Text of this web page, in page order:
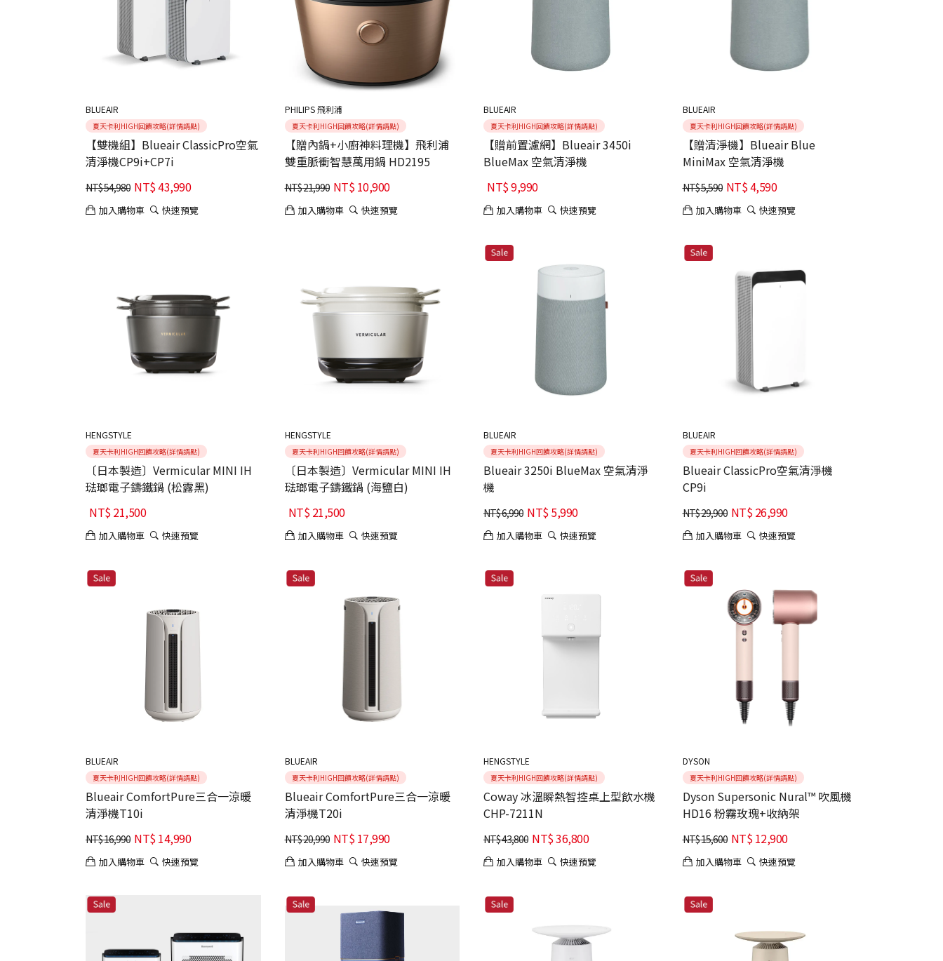
BLUEAIR
夏天卡利HIGH回饋攻略(詳情請點)
【雙機組】Blueair ClassicPro空氣
清淨機CP9i+CP7i
NT$54,980 NT$43,990
加入購物車 快速預覽
PHILIPS 飛利浦
夏天卡利HIGH回饋攻略(詳情請點)
【贈內鍋+小廚神料理機】飛利浦
雙重脈衝智慧萬用鍋 HD2195
NT$21,990 NT$10,900
加入購物車 快速預覽
BLUEAIR
夏天卡利HIGH回饋攻略(詳情請點)
【贈前置濾網】Blueair 3450i
BlueMax 空氣清淨機
NT$9,990
加入購物車 快速預覽
BLUEAIR
夏天卡利HIGH回饋攻略(詳情請點)
【贈清淨機】Blueair Blue
MiniMax 空氣清淨機
NT$5,590 NT$4,590
加入購物車 快速預覽
HENGSTYLE
夏天卡利HIGH回饋攻略(詳情請點)
〔日本製造〕Vermicular MINI IH
琺瑯電子鑄鐵鍋 (松露黑)
NT$21,500
加入購物車 快速預覽
HENGSTYLE
夏天卡利HIGH回饋攻略(詳情請點)
〔日本製造〕Vermicular MINI IH
琺瑯電子鑄鐵鍋 (海鹽白)
NT$21,500
加入購物車 快速預覽
BLUEAIR
夏天卡利HIGH回饋攻略(詳情請點)
Blueair 3250i BlueMax 空氣清淨
機
NT$6,990 NT$5,990
加入購物車 快速預覽
BLUEAIR
夏天卡利HIGH回饋攻略(詳情請點)
Blueair ClassicPro空氣清淨機
CP9i
NT$29,900 NT$26,990
加入購物車 快速預覽
BLUEAIR
夏天卡利HIGH回饋攻略(詳情請點)
Blueair ComfortPure三合一涼暖
清淨機T10i
NT$16,990 NT$14,990
加入購物車 快速預覽
BLUEAIR
夏天卡利HIGH回饋攻略(詳情請點)
Blueair ComfortPure三合一涼暖
清淨機T20i
NT$20,990 NT$17,990
加入購物車 快速預覽
HENGSTYLE
夏天卡利HIGH回饋攻略(詳情請點)
Coway 冰溫瞬熱智控桌上型飲水機
CHP-7211N
NT$43,800 NT$36,800
加入購物車 快速預覽
DYSON
夏天卡利HIGH回饋攻略(詳情請點)
Dyson Supersonic Nural™ 吹風機
HD16 粉霧玫瑰+收納架
NT$15,600 NT$12,900
加入購物車 快速預覽